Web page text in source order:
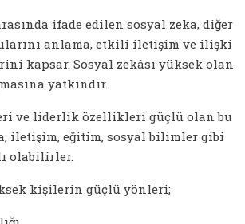
ifade edilen sosyal zeka, diğer
anlama, etkili iletişim ve ilişki
kapsar. Sosyal zekâsı yüksek olan
yatkındır.
ve liderlik özellikleri güçlü olan bu
iletişim, eğitim, sosyal bilimler gibi
olabilirler.
kişilerin güçlü yönleri;